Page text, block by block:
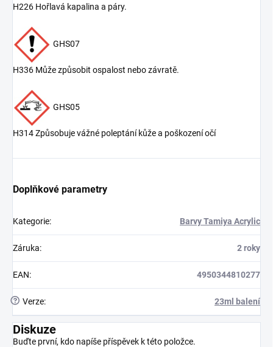
H226 Hořlavá kapalina a páry.
GHS07
H336 Může způsobit ospalost nebo závratě.
GHS05
H314 Způsobuje vážné poleptání kůže a poškození očí
Doplňkové parametry
Kategorie: Barvy Tamiya Acrylic
Záruka: 2 roky
EAN: 4950344810277
? Verze: 23ml balení
Diskuze
Buďte první, kdo napíše příspěvek k této položce.